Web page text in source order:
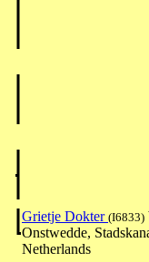
Grietje Dokter (I6833)
Onstwedde,
Netherlands